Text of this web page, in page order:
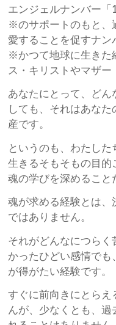
エンジェルナンバー
※のサポートのもと、
愛することを促すナン
※かつて地球に生きた
ス・キリストやマザー
あなたにとって、どん
しても、それはあな
産です。
というのも、わたし
生きるそもそもの目的
魂の学びを深めること
魂が求める経験とは、
ではありません。
それがどんなにつらく
かったひどい感情でも
が得がたい経験です。
すぐに前向きにとらえ
んが、少なくとも、過